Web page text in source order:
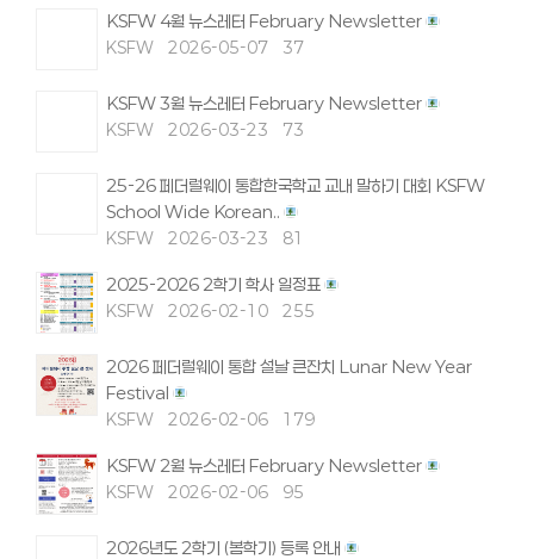
KSFW 4월 뉴스레터 February Newsletter
KSFW 2026-05-07 37
KSFW 3월 뉴스레터 February Newsletter
KSFW 2026-03-23 73
25-26 페더럴웨이 통합한국학교 교내 말하기 대회 KSFW
School Wide Korean..
KSFW 2026-03-23 81
2025-2026 2학기 학사 일정표
KSFW 2026-02-10 255
2026 페더럴웨이 통합 설날 큰잔치 Lunar New Year
Festival
KSFW 2026-02-06 179
KSFW 2월 뉴스레터 February Newsletter
KSFW 2026-02-06 95
2026년도 2학기 (봄학기) 등록 안내